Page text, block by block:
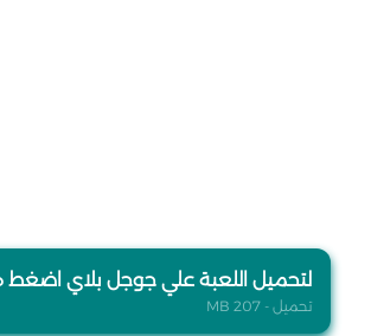
لتحميل اللعبة علي جوجل بلاي اضغط
تحميل - 207 MB